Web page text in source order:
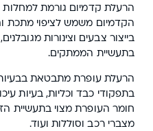
הרעלת קדמיום גורמת למחלות
הקדמיום משמש לציפוי מתכת
בייצור צבעים וצינורות
בתעשיית הממתקים.
הרעלת עופרת מתבטאת בבעיות
בתפקודי כבד וכליות, בעיות
חומר העופרת מצוי בתעשיית
מצברי רכב וסוללות ועוד.